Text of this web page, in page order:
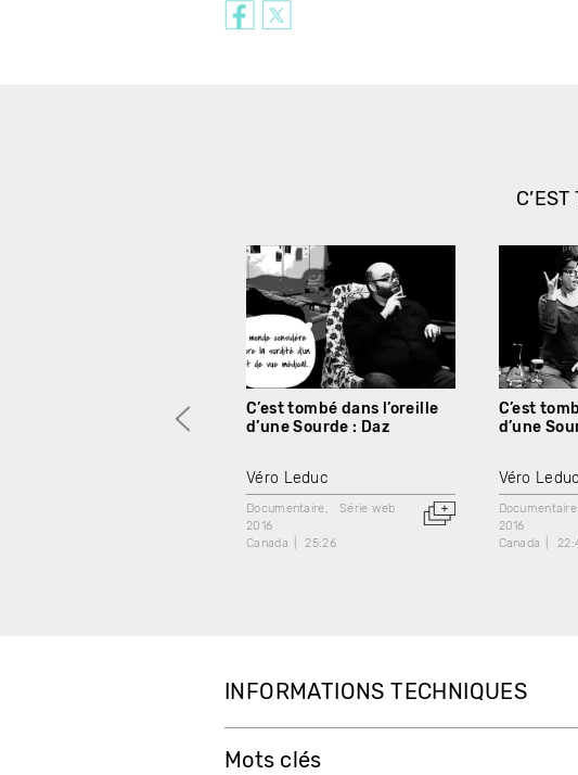
C’est tombé dans l’oreille
d’une Sourde : Daz
Véro Leduc
Documentaire
Série web
2016
Canada
25:26
C’est
d’une
Véro Leduc
Documentaire
2016
Canada
INFORMATIONS TECHNIQUES
Mots clés